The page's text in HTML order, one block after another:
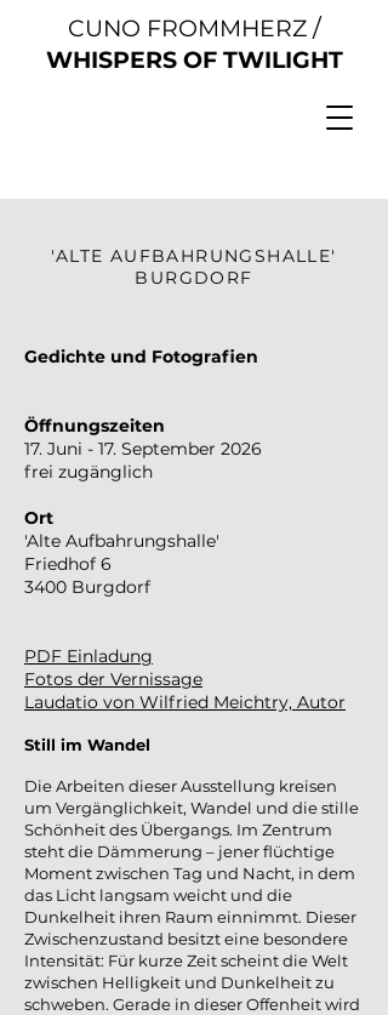
CUNO FROMMHERZ /
WHISPERS OF TWILIGHT
'ALTE AUFBAHRUNGSHALLE'
BURGDORF
Gedichte und Fotografien
Öffnungszeiten
17. Juni - 17. September 2026
frei zugänglich
Ort
'Alte Aufbahrungshalle'
Friedhof 6
3400 Burgdorf
PDF Einladung
​Fotos der Vernissage
Laudatio von Wilfried Meichtry, Autor
Still im Wandel
Die Arbeiten dieser Ausstellung kreisen
um Vergänglichkeit, Wandel und die stille
Schönheit des Übergangs. Im Zentrum
steht die Dämmerung – jener flüchtige
Moment zwischen Tag und Nacht, in dem
das Licht langsam weicht und die
Dunkelheit ihren Raum einnimmt. Dieser
Zwischenzustand besitzt eine besondere
Intensität: Für kurze Zeit scheint die Welt
zwischen Helligkeit und Dunkelheit zu
schweben. Gerade in dieser Offenheit wird